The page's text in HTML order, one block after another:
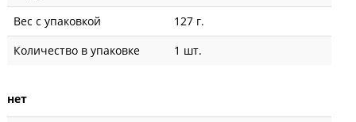
Вес с упаковкой
127 г.
Количество в упаковке
1 шт.
нет